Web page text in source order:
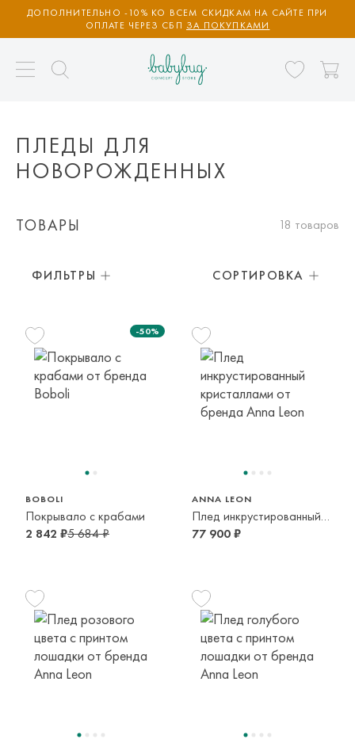
ДОПОЛНИТЕЛЬНО -10% КО ВСЕМ СКИДКАМ НА САЙТЕ ПРИ
ОПЛАТЕ ЧЕРЕЗ СБП ЗА ПОКУПКАМИ
ПЛЕДЫ ДЛЯ
НОВОРОЖДЕННЫХ
ТОВАРЫ 18 товаров
ФИЛЬТРЫ СОРТИРОВКА
-50%
BOBOLI
Покрывало с крабами
2 842 ₽5 684 ₽
ANNA LEON
Плед инкрустированный кристаллами
77 900 ₽